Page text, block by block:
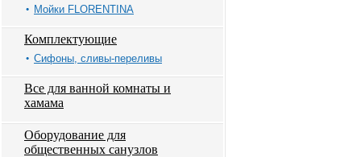
Мойки FLORENTINA
Комплектующие
Сифоны, сливы-переливы
Все для ванной комнаты и
хамама
Оборудование для
общественных санузлов